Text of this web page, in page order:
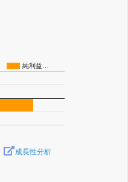
純利益…
成長性分析